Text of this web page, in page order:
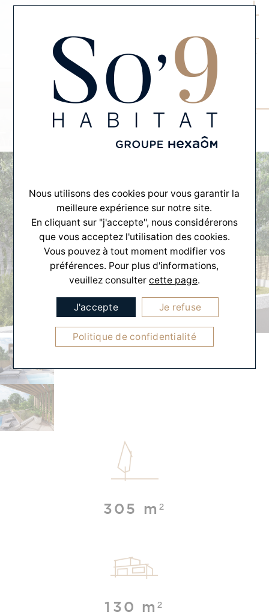
MENU
CRÉONS VOTRE PROJET
Maison avec Terrain
À BORDEAUX
305 m²
130 m²
Nous utilisons des cookies pour vous garantir la
meilleure expérience sur notre site.
En cliquant sur "j'accepte", nous considérerons
que vous acceptez l'utilisation des cookies.
Vous pouvez à tout moment modifier vos
préférences. Pour plus d'informations,
veuillez consulter cette page.
J'accepte Je refuse
Politique de confidentialité